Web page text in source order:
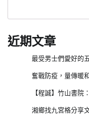
近期文章
最受男士們愛好的
奮戰防疫，量傳暖
【程誠】竹山書院
湘鄉找九宮格分享